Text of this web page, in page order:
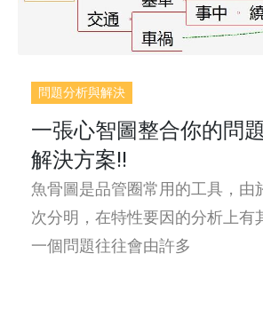
問題分析與解決
一張心智圖整合你的問
解決方案!!
魚骨圖是品管圈常用的工具，由
次分明，在特性要因的分析上有
一個問題往往會由許多